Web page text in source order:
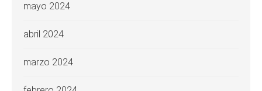
mayo 2024
abril 2024
marzo 2024